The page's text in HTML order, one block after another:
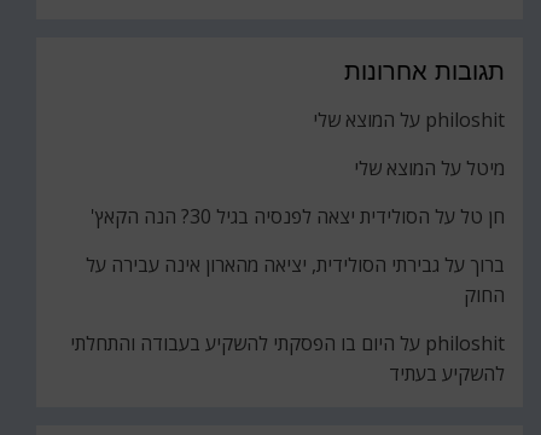
תגובות אחרונות
philoshit על המוצא שלי
מיטל על המוצא שלי
חן טל על הסולידית יצאה לפנסיה בגיל 30? הנה הקאץ'
ברוך על גבירתי הסולידית, יציאה מהארון אינה עבירה על
החוק
philoshit על היום בו הפסקתי להשקיע בעבודה והתחלתי
להשקיע בעתיד